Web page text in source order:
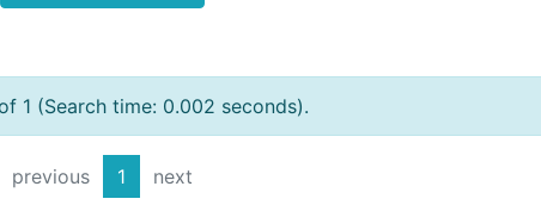
1 (Search time: 0.002 seconds).
previous 1 next